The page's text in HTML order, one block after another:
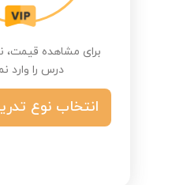
برای مشاهده قیمت،
درس را وارد
انتخاب نوع